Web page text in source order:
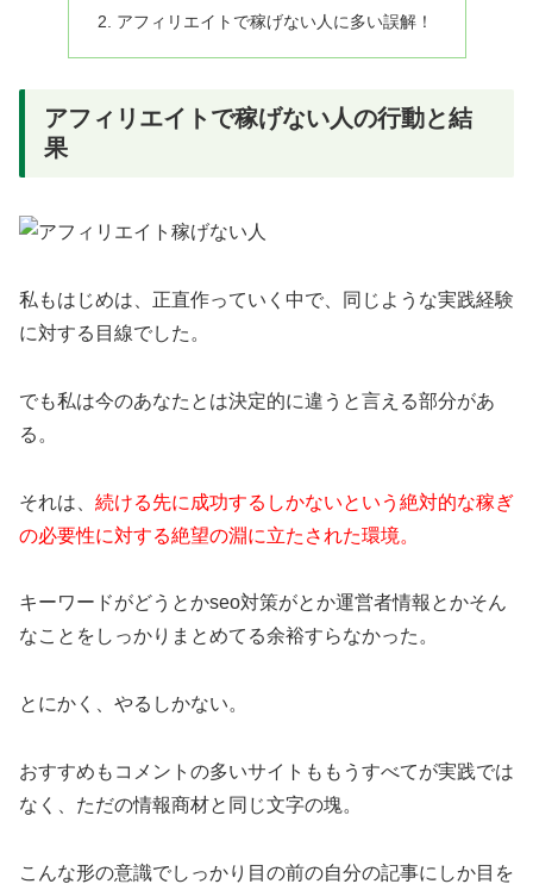
アフィリエイトで稼げない人に多い誤解！
アフィリエイトで稼げない人の行動と結
果
私もはじめは、正直作っていく中で、同じような実践経験
に対する目線でした。
でも私は今のあなたとは決定的に違うと言える部分があ
る。
それは、 続ける先に成功するしかないという絶対的な稼ぎ
の必要性に対する絶望の淵に立たされた環境。
キーワードがどうとかseo対策がとか運営者情報とかそん
なことをしっかりまとめてる余裕すらなかった。
とにかく、やるしかない。
おすすめもコメントの多いサイトももうすべてが実践では
なく、ただの情報商材と同じ文字の塊。
こんな形の意識でしっかり目の前の自分の記事にしか目を